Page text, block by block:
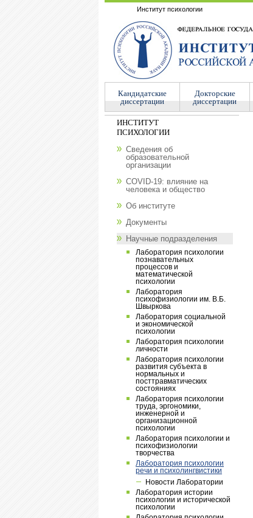
Институт психологии
Кандидатские
диссертации
Докторские
диссертации
ИНСТИТУТ
ПСИХОЛОГИИ
Сведения об
образовательной
организации
COVID-19: влияние на
человека и общество
Об институте
Документы
Научные подразделения
Лаборатория психологии
познавательных
процессов и
математической
психологии
Лаборатория
психофизиологии им. В.Б.
Швыркова
Лаборатория социальной
и экономической
психологии
Лаборатория психологии
личности
Лаборатория психологии
развития субъекта в
нормальных и
посттравматических
состояниях
Лаборатория психологии
труда, эргономики,
инженерной и
организационной
психологии
Лаборатория психологии и
психофизиологии
творчества
Лаборатория психологии
речи и психолингвистики
Новости Лаборатории
Лаборатория истории
психологии и исторической
психологии